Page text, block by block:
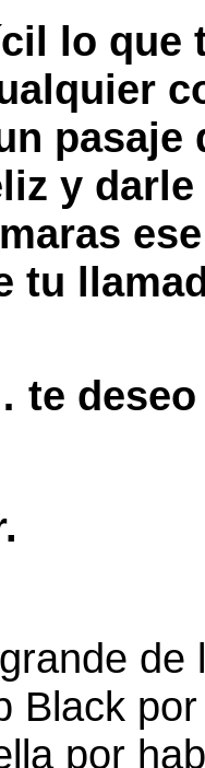
lo que
pasaje
y
tu
te
de
Black
por